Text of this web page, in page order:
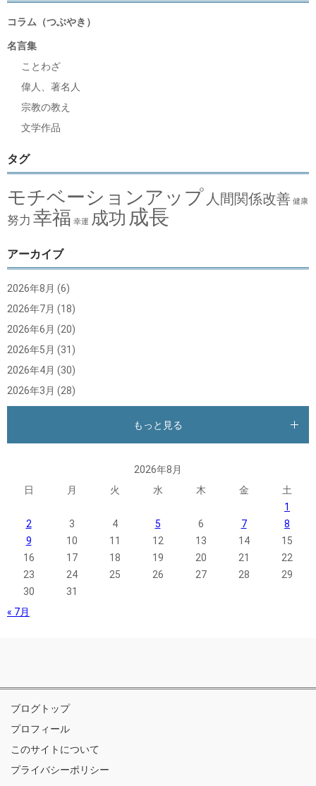
コラム（つぶやき）
名言集
ことわざ
偉人、著名人
宗教の教え
文学作品
タグ
モチベーションアップ 人間関係改善 健康
努力 幸福 幸運 成功 成長
アーカイブ
2026年8月 (6)
2026年7月 (18)
2026年6月 (20)
2026年5月 (31)
2026年4月 (30)
2026年3月 (28)
もっと見る
2026年8月
日
月 火 水 木 金
土
1
2
3 4 5 6 7
8
9
10 11 12 13 14
15
16
17 18 19 20 21
22
23
24 25 26 27 28
29
30
31
« 7月
ブログトップ
プロフィール
このサイトについて
プライバシーポリシー